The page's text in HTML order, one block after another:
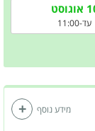
עד-11:00
מידע נוסף